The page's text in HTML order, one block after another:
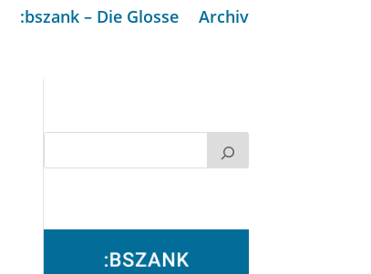
:bszank – Die Glosse Archiv